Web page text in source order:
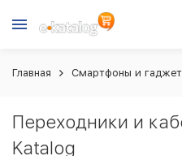
Главная Смартфоны и
Переходники и
Katalog